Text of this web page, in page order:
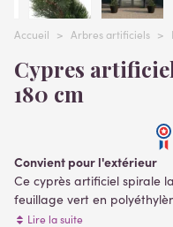
Accueil > Arbres artificiels >
Cypres artificiel spirale large 125 à
180 cm
Convient pour l'extérieur
Ce cyprès artificiel spirale
feuillage vert en
dense. Décliné en 3
Lire la suite